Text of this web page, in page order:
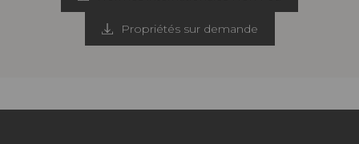
Propriétés sur demande